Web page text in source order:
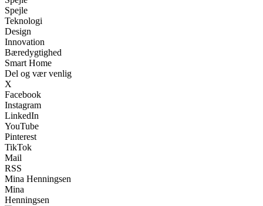
Spejle
Teknologi
Design
Innovation
Bæredygtighed
Smart Home
Del og vær venlig
X
Facebook
Instagram
LinkedIn
YouTube
Pinterest
TikTok
Mail
RSS
Mina Henningsen
Mina
Henningsen